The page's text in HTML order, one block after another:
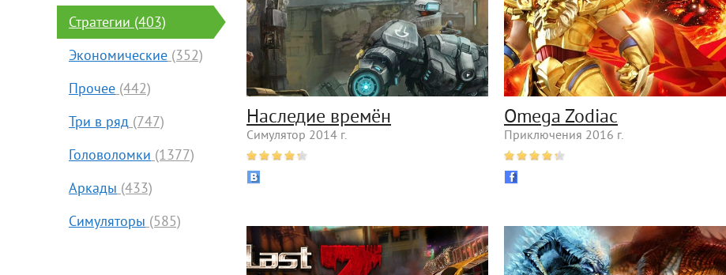
Стратегии(403)
Экономические(352)
Прочее(442)
Три в ряд(747)
Головоломки(1377)
Аркады(433)
Симуляторы(585)
Наследие времён
Симулятор 2014 г.
Omega Zodiac
Приключения 2016 г.